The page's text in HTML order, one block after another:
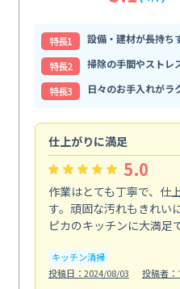
特⻑1
設備・建材が長持ち
特⻑2
掃除の手間やストレ
特⻑3
日々のお手入れがラ
仕上がりに満足
5.0
作業はとても丁寧で、仕
す。頑固な汚れもきれい
ピカのキッチンに大満足
キッチン清掃
投稿日：2024/08/03
投稿者：